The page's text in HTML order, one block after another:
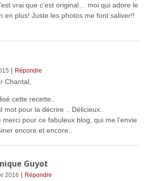
vrai que c’est original… moi qui adore le
en plus! Juste les photos me font saliver!!
| Répondre
Chantal,
cette recette..
mot pour la décrire .. Délicieux..
merci pour ce fabuleux blog, qui me l’envie
encore et encore..
Guyot
2016 | Répondre